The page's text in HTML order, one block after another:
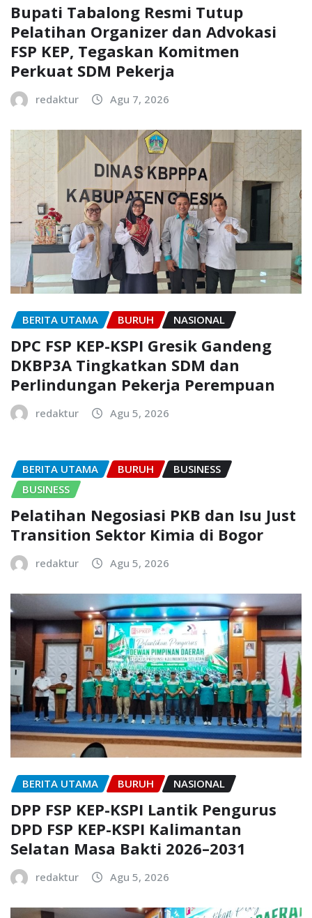
Bupati Tabalong Resmi Tutup
Pelatihan Organizer dan Advokasi
FSP KEP, Tegaskan Komitmen
Perkuat SDM Pekerja
redaktur Agu 7, 2026
BERITA UTAMA BURUH NASIONAL
DPC FSP KEP-KSPI Gresik Gandeng
DKBP3A Tingkatkan SDM dan
Perlindungan Pekerja Perempuan
redaktur Agu 5, 2026
BERITA UTAMA BURUH
BUSINESS
BUSINESS
Pelatihan Negosiasi PKB dan Isu Just
Transition Sektor Kimia di Bogor
redaktur Agu 5, 2026
BERITA UTAMA BURUH NASIONAL
DPP FSP KEP-KSPI Lantik Pengurus
DPD FSP KEP-KSPI Kalimantan
Selatan Masa Bakti 2026–2031
redaktur Agu 5, 2026